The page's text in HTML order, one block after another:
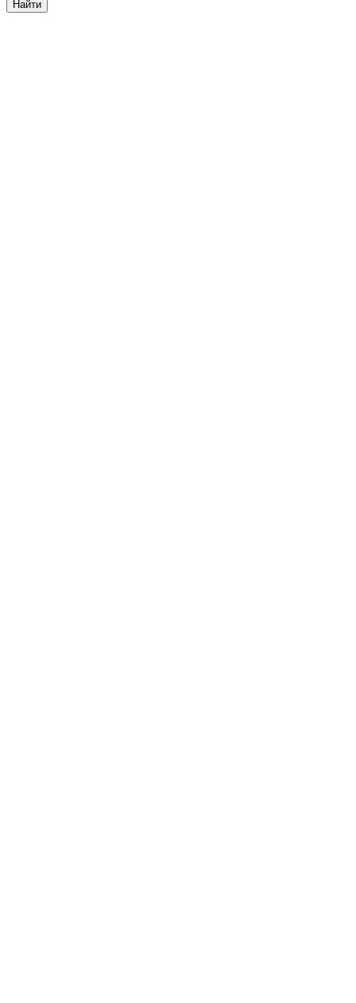
Найти